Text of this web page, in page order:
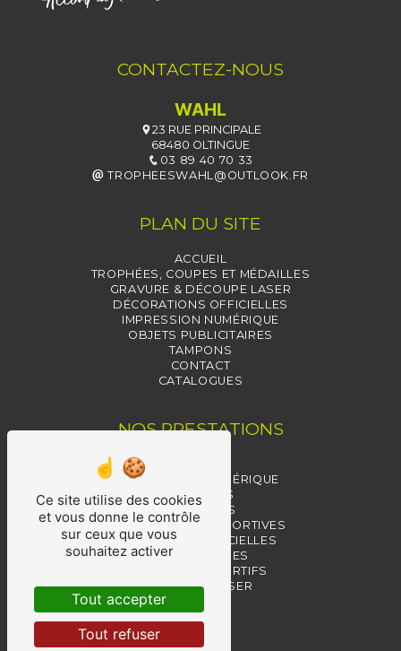
CONTACTEZ-NOUS
WAHL
23 RUE PRINCIPALE
68480 OLTINGUE
03 89 40 70 33
TROPHEESWAHL@OUTLOOK.FR
PLAN DU SITE
ACCUEIL
TROPHÉES, COUPES ET MÉDAILLES
GRAVURE & DÉCOUPE LASER
DÉCORATIONS OFFICIELLES
IMPRESSION NUMÉRIQUE
OBJETS PUBLICITAIRES
TAMPONS
CONTACT
CATALOGUES
NOS PRESTATIONS
IMPRESSION NUMÉRIQUE
TROPHÉES
MÉDAILLES
RÉCOMPENSES SPORTIVES
MÉDAILLES OFFICIELLES
RÉCOMPENSES
TROPHÉES SPORTIFS
GRAVURE LASER
COUPES
Ce site utilise des cookies
et vous donne le contrôle
sur ceux que vous
souhaitez activer
Tout accepter
Tout refuser